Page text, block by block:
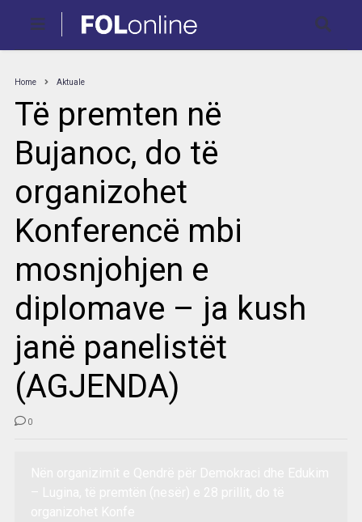
Home Aktuale
Të premten në
Bujanoc, do të
organizohet
Konferencë mbi
mosnjohjen e
diplomave – ja kush
janë panelistët
(AGJENDA)
0